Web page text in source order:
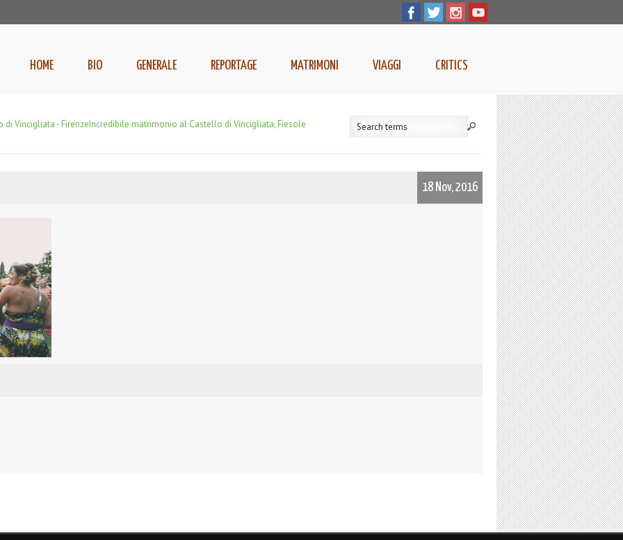
HOME BIO GENERALE REPORTAGE MATRIMONI VIAGGI CRITICS
di Vincigliata - FirenzeIncredibile matrimonio al Castello di Vincigliata, Fiesole
18 Nov, 2016